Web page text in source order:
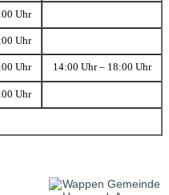
Uhr
Uhr
Uhr 14:00 Uhr – 18:00 Uhr
Uhr